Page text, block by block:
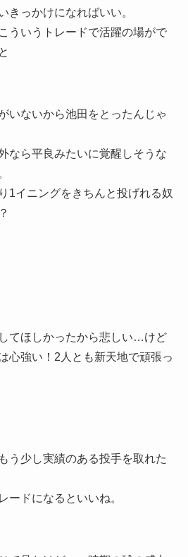
きっかけになればいい。
ういうトレードで活躍の場がで
いないから池田をとったんじゃ
なら平良みたいに覚醒しそうな
1イニングをきちんと投げれる奴
てほしかったから悲しい…けど
心強い！2人とも新天地で頑張っ
う少し実績のある投手を取れた
ードになるといいね。